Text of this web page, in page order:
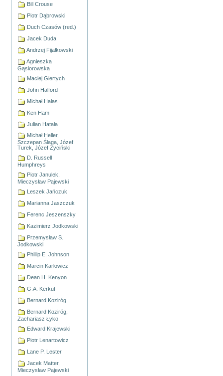
Bill Crouse
Piotr Dąbrowski
Duch Czasów (red.)
Jacek Duda
Andrzej Fijałkowski
Agnieszka
Gąsiorowska
Maciej Giertych
John Halford
Michał Hałas
Ken Ham
Julian Hatała
Michał Heller,
Szczepan Ślaga, Józef
Turek, Józef Życiński
D. Russell
Humphreys
Piotr Janulek,
Mieczysław Pajewski
Leszek Jańczuk
Marianna Jaszczuk
Ferenc Jeszenszky
Kazimierz Jodkowski
Przemysław S.
Jodkowski
Phillip E. Johnson
Marcin Karłowicz
Dean H. Kenyon
G.A. Kerkut
Bernard Koziróg
Bernard Koziróg,
Zachariasz Łyko
Edward Krajewski
Piotr Lenartowicz
Lane P. Lester
Jacek Matter,
Mieczysław Pajewski